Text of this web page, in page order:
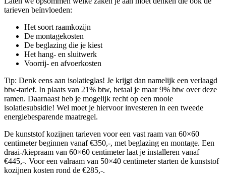
tarieven beïnvloeden:
Het soort raamkozijn
De montagekosten
De beglazing die je kiest
Het hang- en sluitwerk
Voorrij- en afvoerkosten
Tip: Denk eens aan isolatieglas! Je krijgt dan namelijk een verlaagd
btw-tarief. In plaats van 21% btw, betaal je maar 9% btw over deze
ramen. Daarnaast heb je mogelijk recht op een mooie
isolatiesubsidie! Wel moet je hiervoor investeren in een tweede
energiebesparende maatregel.
De kunststof kozijnen tarieven voor een vast raam van 60×60
centimeter beginnen vanaf €350,-, met beglazing en montage. Een
draai-/kiepraam van 60×60 centimeter laat je installeren vanaf
€445,-. Voor een valraam van 50×40 centimeter starten de kunststof
kozijnen kosten rond de €285,-.